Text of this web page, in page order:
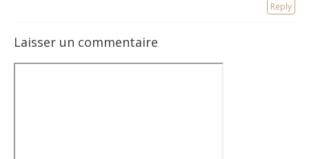
Reply
Laisser un commentaire